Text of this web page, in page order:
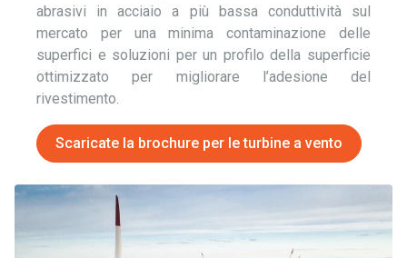
abrasivi in acciaio a più bassa conduttività sul
mercato per una minima contaminazione delle
superfici e soluzioni per un profilo della superficie
ottimizzato per migliorare l’adesione del
rivestimento.
Scaricate la brochure per le turbine a vento